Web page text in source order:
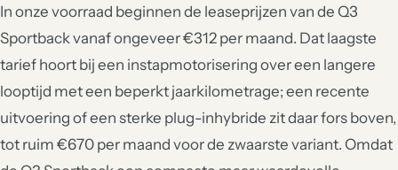
In onze voorraad beginnen de leaseprijzen van de Q3
Sportback vanaf ongeveer €312 per maand. Dat laagste
tarief hoort bij een instapmotorisering over een langere
looptijd met een beperkt jaarkilometrage; een recente
uitvoering of een sterke plug-inhybride zit daar fors boven,
tot ruim €670 per maand voor de zwaarste variant. Omdat